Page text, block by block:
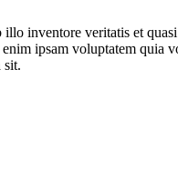
inventore veritatis et
ipsam voluptatem quia
sit.